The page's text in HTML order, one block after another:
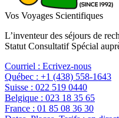
Vos Voyages Scientifiques
L’inventeur des séjours de
Statut Consultatif Spécial
Courriel : Ecrivez-nous
Québec : +1 (438) 558-1643
Suisse : 022 519 0440
Belgique : 023 18 35 65
France : 01 85 08 36 30